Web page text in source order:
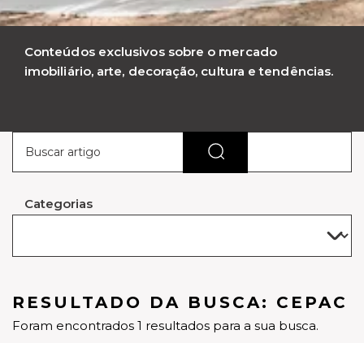
Conteúdos exclusivos sobre o mercado
imobiliário, arte, decoração, cultura e tendências.
Categorias
RESULTADO DA BUSCA: CEPAC
Foram encontrados 1 resultados para a sua busca.